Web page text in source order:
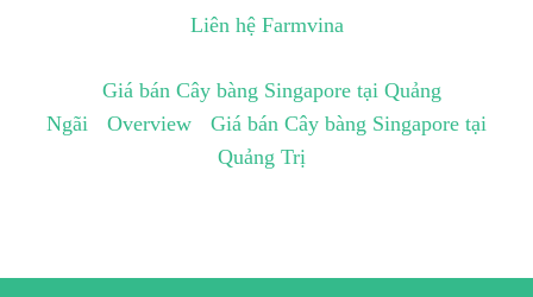
Liên hệ Farmvina
Giá bán Cây bàng Singapore tại Quảng
Ngãi
Overview
Giá bán Cây bàng Singapore tại
Quảng Trị